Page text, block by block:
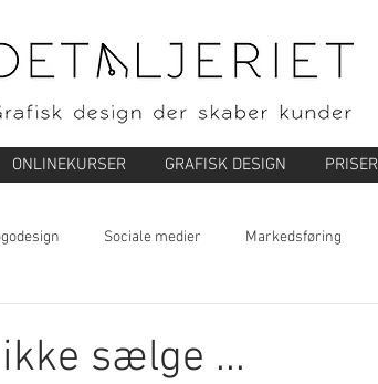
ONLINEKURSER GRAFISK DESIGN PRISER
Sociale medier Markedsføring
sælge ...